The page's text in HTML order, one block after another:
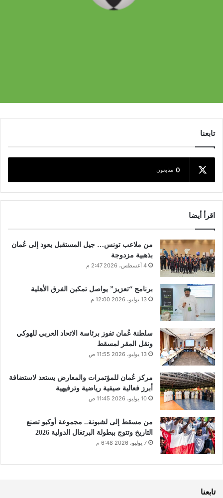
تابعنا
0 متابعون
اقرأ أيضا
من ملاعب تونس… جيل المستقبل يعود إلى عُمان
بذهبية مزدوجة
4 أغسطس، 2026 2:47 م
برنامج “تعزيز” يواصل تمكين الفرق الأهلية
13 يوليو، 2026 12:00 م
سلطنة عُمان تفوز برئاسة الاتحاد العربي للهوكي
ونقل المقر لمسقط
13 يوليو، 2026 11:55 ص
مركز عُمان للمؤتمرات والمعارض يستعد لاستضافة
أبرز فعالية صيفية رياضية وترفيهية
10 يوليو، 2026 11:45 ص
من مسقط إلى لشبونة.. مجموعة أوكيو تصنع
التاريخ وتتوج ببطولة البرتغال الدولية 2026
7 يوليو، 2026 6:48 م
تابعنا